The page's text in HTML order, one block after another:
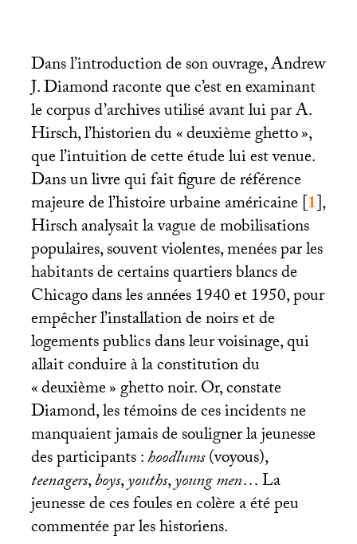
Dans l’introduction de son ouvrage, Andrew
J. Diamond raconte que c’est en examinant
le corpus d’archives utilisé avant lui par A.
Hirsch, l’historien du «deuxième ghetto»,
que l’intuition de cette étude lui est venue.
Dans un livre qui fait figure de référence
majeure de l’histoire urbaine américaine[1],
Hirsch analysait la vague de mobilisations
populaires, souvent violentes, menées par les
habitants de certains quartiers blancs de
Chicago dans les années 1940 et 1950, pour
empêcher l’installation de noirs et de
logements publics dans leur voisinage, qui
allait conduire à la constitution du
«deuxième» ghetto noir. Or, constate
Diamond, les témoins de ces incidents ne
manquaient jamais de souligner la jeunesse
des participants :hoodlums(voyous),
teenagers,boys,youths,young men… La
jeunesse de ces foules en colère a été peu
commentée par les historiens.